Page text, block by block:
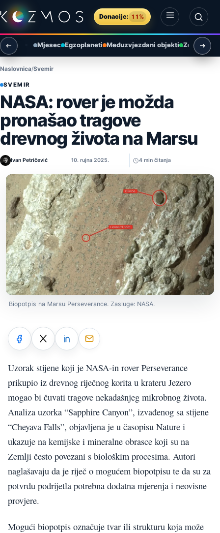
Preskoči na sadržaj
Donacije: 11%
Otvori izbornik
Otvori pretragu
Mjesec Egzoplaneti Međuzvjezdani objekti Zemlja i
Naslovnica Svemir
SVEMIR
NASA: rover je možda
pronašao tragove
drevnog života na Marsu
Ivan Petričević 10. rujna 2025. 4 min čitanja
Biopotpis na Marsu Perseverance. Zasluge: NASA.
Uzorak stijene koji je NASA-in rover Perseverance
prikupio iz drevnog riječnog korita u krateru Jezero
mogao bi čuvati tragove nekadašnjeg mikrobnog života.
Analiza uzorka “Sapphire Canyon”, izvađenog sa stijene
“Cheyava Falls”, objavljena je u časopisu Nature i
ukazuje na kemijske i mineralne obrasce koji su na
Zemlji često povezani s biološkim procesima. Autori
naglašavaju da je riječ o mogućem biopotpisu te da su za
potvrdu podrijetla potrebna dodatna mjerenja i neovisne
provjere.
Mogući biopotpis označuje tvar ili strukturu koja može